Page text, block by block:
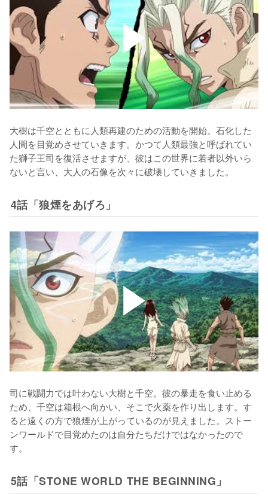
大樹は千空とともに人類再建のための活動を開始。石化した
人間を目覚めさせていきます。かつて人類最強と呼ばれてい
た獅子王司を復活させますが、彼はこの世界に若者以外いら
ないと言い、大人の石像を次々に破壊していきました。
4話「狼煙をあげろ」
司に戦闘力では叶わない大樹と千空。彼の暴走を食い止める
ため、千空は箱根へ向かい、そこで火薬を作り出します。す
ると遠くの方で狼煙が上がっているのが見えました。ストー
ンワールドで目覚めたのは自分たちだけではなかったので
す。
5話「STONE WORLD THE BEGINNING」